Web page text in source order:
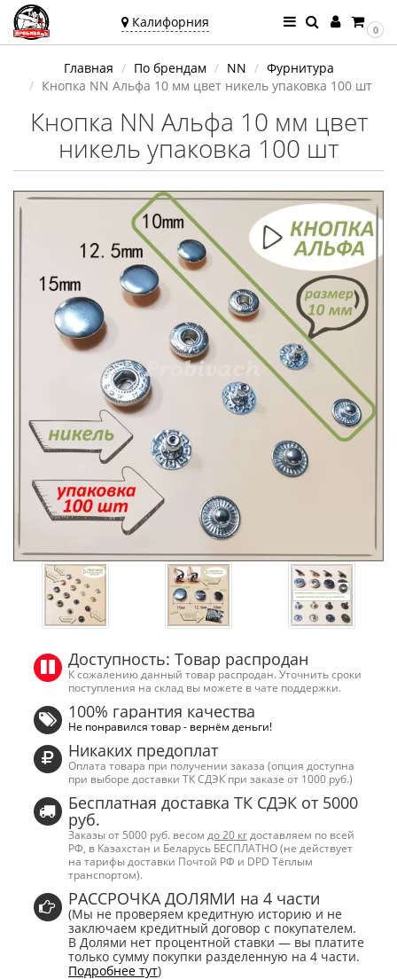
Калифорния
Ваш город —
Калифорния
Угадали?
0
Главная По брендам NN
Фурнитура
Кнопка NN Альфа 10 мм цвет никель упаковка 100 шт
Кнопка NN Альфа 10 мм цвет
никель упаковка 100 шт
Доступность: Товар распродан
К сожалению данный товар распродан. Уточнить сроки
поступления на склад вы можете в чате поддержки.
100% гарантия качества
Не понравился товар - вернём деньги!
Никаких предоплат
Оплата товара при получении заказа (опция доступна
при выборе доставки ТК СДЭК при заказе от 1000 руб.)
Бесплатная доставка ТК СДЭК от 5000
руб.
Заказы от 5000 руб. весом до 20 кг доставляем по всей
РФ, в Казахстан и Беларусь БЕСПЛАТНО (не действует
на тарифы доставки Почтой РФ и DPD Тёплым
транспортом).
РАССРОЧКА ДОЛЯМИ на 4 части
(Мы не проверяем кредитную историю и не
заключаем кредитный договор с покупателем.
В Долями нет процентной ставки — вы платите
только сумму покупки разделенную на 4 части.
Подробнее тут)